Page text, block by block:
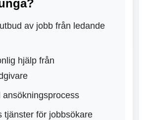
av jobb från ledande
hjälp från
ansökningsprocess
tjänster för jobbsökare